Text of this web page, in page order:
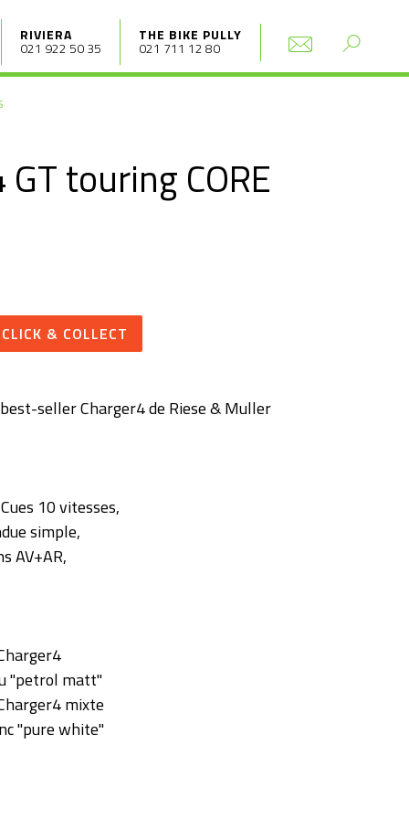
RIVIERA
021 922 50 35
THE BIKE PULLY
021 711 12 80
touring CORE
CLICK & COLLECT
seller Charger4 de Riese & Muller
10 vitesses,
simple,
AV+AR,
"petrol matt"
mixte
"pure white"